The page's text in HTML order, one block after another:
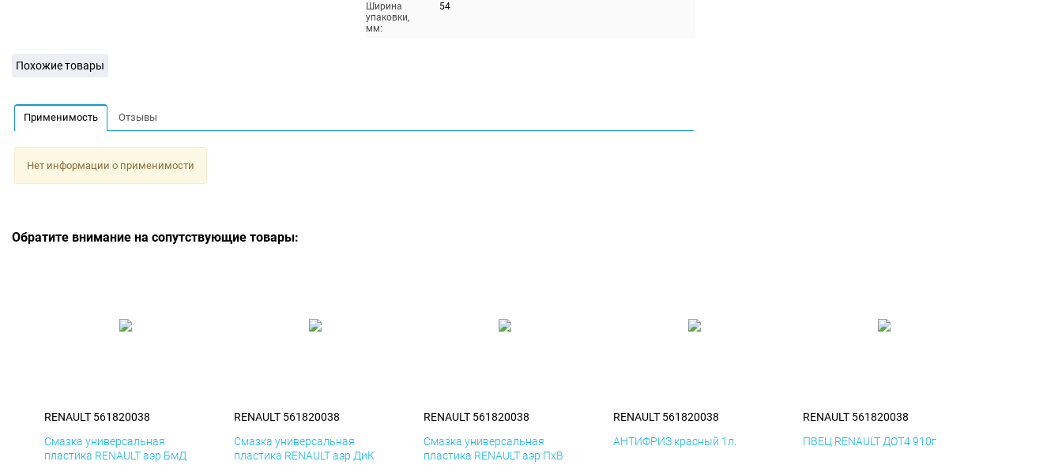
Ширина
упаковки,
мм:
54
Похожие товары
Применимость Отзывы
Нет информации о применимости
Обратите внимание на сопутствующие товары:
RENAULT 561820038
Смазка универсальная
пластика RENAULT аэр БмД
RENAULT 561820038
Смазка универсальная
пластика RENAULT аэр ДиК
RENAULT 561820038
Смазка универсальная
пластика RENAULT аэр ПхВ
RENAULT 561820038
АНТИФРИЗ красный 1л.
RENAULT 561820038
ПВЕЦ RENAULT ДОТ4 910г